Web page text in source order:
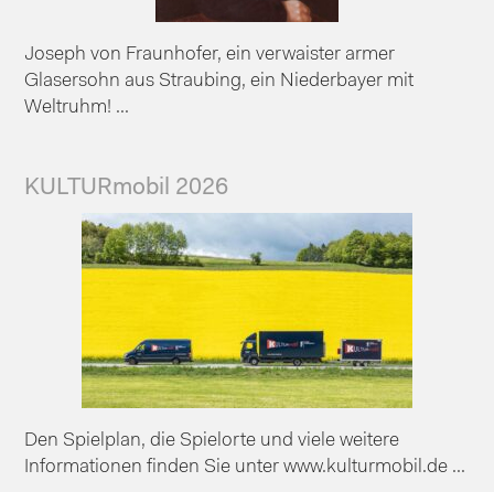
Joseph von Fraunhofer, ein verwaister armer
Glasersohn aus Straubing, ein Niederbayer mit
Weltruhm! ...
KULTURmobil 2026
Den Spielplan, die Spielorte und viele weitere
Informationen finden Sie unter www.kulturmobil.de ...